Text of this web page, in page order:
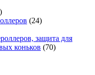
(24)
защита для
коньков (70)